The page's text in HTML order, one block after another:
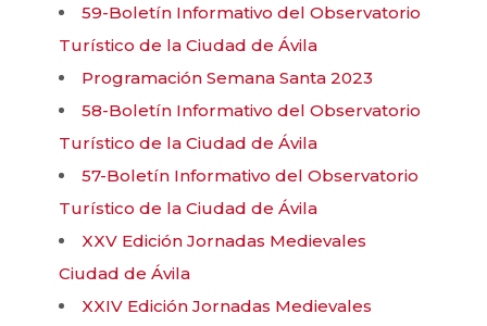
59-Boletín Informativo del Observatorio
Turístico de la Ciudad de Ávila
Programación Semana Santa 2023
58-Boletín Informativo del Observatorio
Turístico de la Ciudad de Ávila
57-Boletín Informativo del Observatorio
Turístico de la Ciudad de Ávila
XXV Edición Jornadas Medievales
Ciudad de Ávila
XXIV Edición Jornadas Medievales